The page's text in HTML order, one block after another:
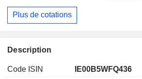
Plus de cotations
Description
Code ISIN
IE00B5WFQ436